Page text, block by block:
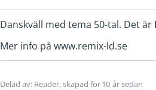
Danskväll med tema 50-tal. Det
Mer info på www.remix-ld.se
Delad av: Reader, skapadför 10 år sedan